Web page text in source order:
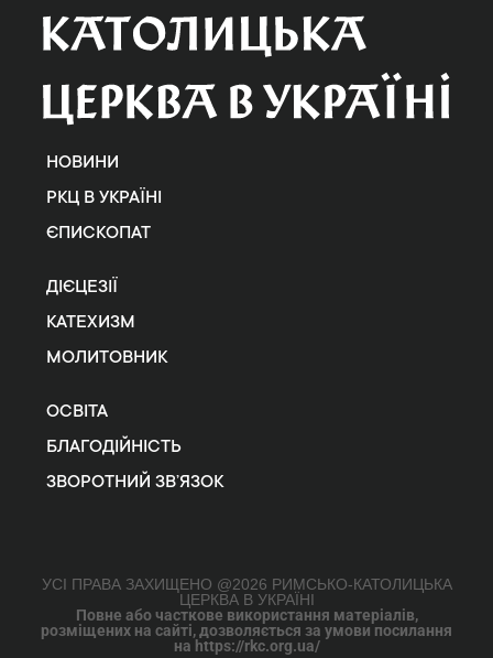
НОВИНИ
РКЦ В УКРАЇНІ
ЄПИСКОПАТ
ДІЄЦЕЗІЇ
КАТЕХИЗМ
МОЛИТОВНИК
ОСВІТА
БЛАГОДІЙНІСТЬ
ЗВОРОТНИЙ ЗВ’ЯЗОК
УСІ ПРАВА ЗАХИЩЕНО @2026 РИМСЬКО-КАТОЛИЦЬКА
ЦЕРКВА В УКРАЇНІ
Повне або часткове використання матеріалів,
розміщених на сайті, дозволяється за умови посилання
на https://rkc.org.ua/